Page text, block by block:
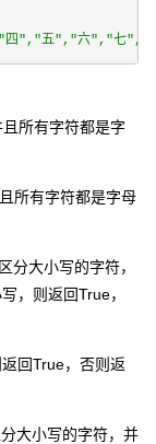
","五","六","七
所有字符都是字
所有字符都是字母
分大小写的字符，
，则返回True，
回True，否则返
大小写的字符，并